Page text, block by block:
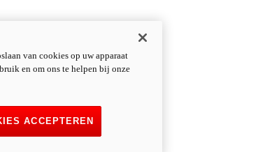
van cookies op uw apparaat
en om ons te helpen bij onze
ACCEPTEREN